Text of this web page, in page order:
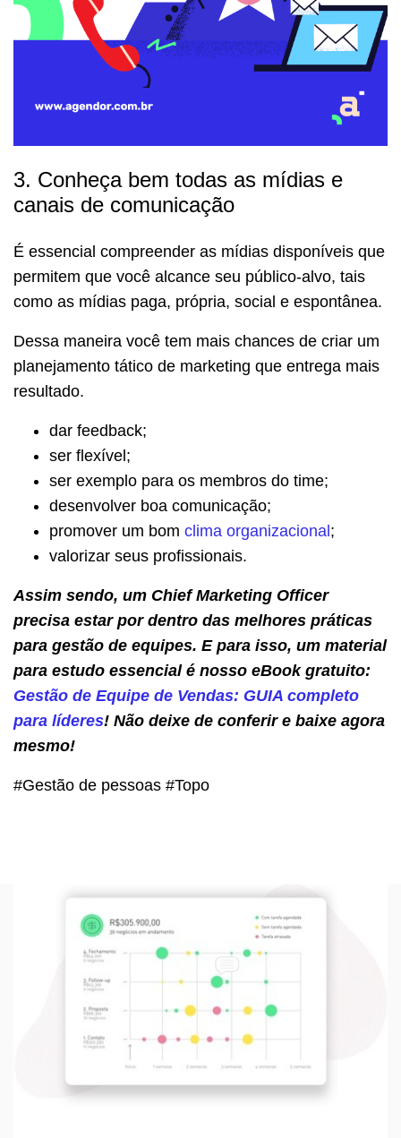
3. Conheça bem todas as mídias e
canais de comunicação
É essencial compreender as mídias disponíveis que
permitem que você alcance seu público-alvo, tais
como as mídias paga, própria, social e espontânea.
Dessa maneira você tem mais chances de criar um
planejamento tático de marketing que entrega mais
resultado.
dar feedback;
ser flexível;
ser exemplo para os membros do time;
desenvolver boa comunicação;
promover um bom clima organizacional;
valorizar seus profissionais.
Assim sendo, um Chief Marketing Officer
precisa estar por dentro das melhores práticas
para gestão de equipes. E para isso, um material
para estudo essencial é nosso eBook gratuito:
Gestão de Equipe de Vendas: GUIA completo
para líderes! Não deixe de conferir e baixe agora
mesmo!
#Gestão de pessoas #Topo